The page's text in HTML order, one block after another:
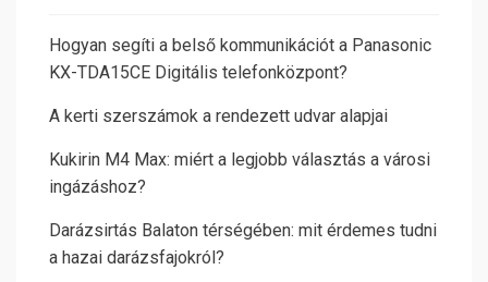
Hogyan segíti a belső kommunikációt a Panasonic
KX-TDA15CE Digitális telefonközpont?
A kerti szerszámok a rendezett udvar alapjai
Kukirin M4 Max: miért a legjobb választás a városi
ingázáshoz?
Darázsirtás Balaton térségében: mit érdemes tudni
a hazai darázsfajokról?